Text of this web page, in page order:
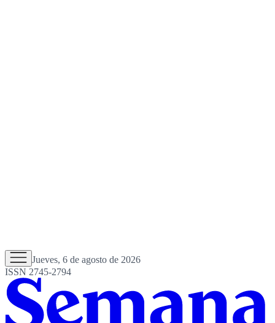
Jueves, 6 de agosto de 2026
ISSN 2745-2794